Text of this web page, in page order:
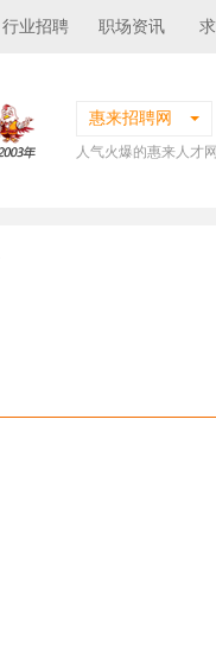
行业招聘 职场资讯
惠来招聘网
人气火爆的惠来人才